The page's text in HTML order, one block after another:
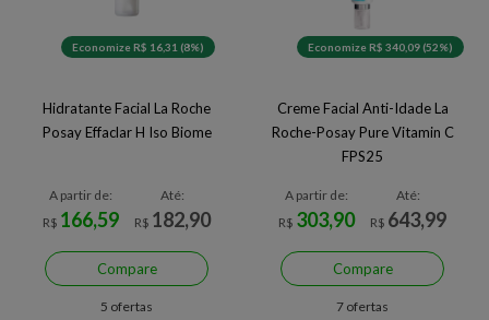
Economize R$ 16,31 (8%)
Hidratante Facial La Roche
Posay Effaclar H Iso Biome
A partir de:
R$ 166,59
Até:
R$ 182,90
Compare
5 ofertas
Economize R$ 340,09 (52%)
Creme Facial Anti-Idade La
Roche-Posay Pure Vitamin C
FPS25
A partir de:
R$ 303,90
Até:
R$ 643,99
Compare
7 ofertas